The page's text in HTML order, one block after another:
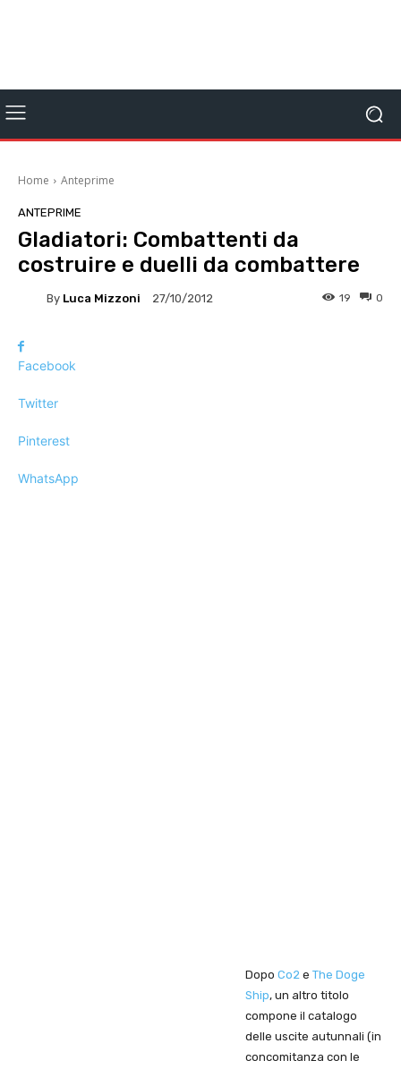
Home Anteprime
ANTEPRIME
Gladiatori: Combattenti da
costruire e duelli da combattere
By Luca Mizzoni 27/10/2012 0
19
Facebook
Twitter
Pinterest
WhatsApp
Dopo Co2 e The Doge
Ship, un altro titolo
compone il catalogo
delle uscite autunnali (in
concomitanza con le